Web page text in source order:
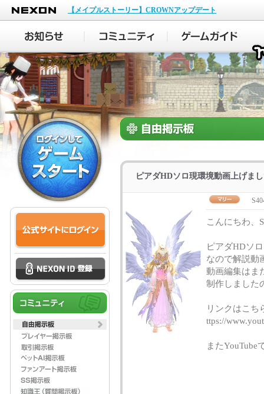
NEXON
【メイプルストーリー】CROWNアップデート
ピアダHDソロ現環境動画上げま
こんにちわ、
ピアダHDソ
なので解説動
動画編集はま
制作しました
リンクはこち
ttps://
またYouTube